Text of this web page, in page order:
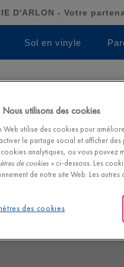
D'ARLON - Votre
Sol en vinyle
utilisons des cookies
Web utilise des cookies pour
le partage social et afficher
analytiques, ou vous pouvez
de cookies » ci-dessous. Les
de notre site Web. Les
des cookies